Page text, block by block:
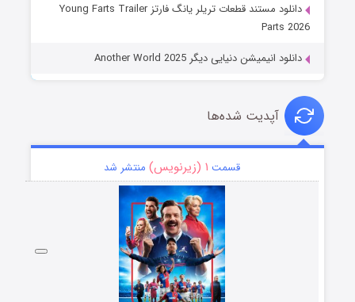
دانلود مستند قطعات تریلر یانگ فارتز Young Farts Trailer
Parts 2026
دانلود انیمیشن دنیایی دیگر Another World 2025
آپدیت شده‌ها
قسمت ۱ (زیرنویس) منتشر شد